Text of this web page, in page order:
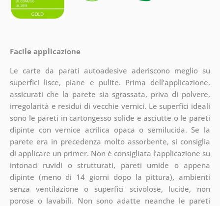
Facile applicazione
Le carte da parati autoadesive aderiscono meglio su
superfici lisce, piane e pulite. Prima dell’applicazione,
assicurati che la parete sia sgrassata, priva di polvere,
irregolarità e residui di vecchie vernici. Le superfici ideali
sono le pareti in cartongesso solide e asciutte o le pareti
dipinte con vernice acrilica opaca o semilucida. Se la
parete era in precedenza molto assorbente, si consiglia
di applicare un primer. Non è consigliata l’applicazione su
intonaci ruvidi o strutturati, pareti umide o appena
dipinte (meno di 14 giorni dopo la pittura), ambienti
senza ventilazione o superfici scivolose, lucide, non
porose o lavabili. Non sono adatte neanche le pareti